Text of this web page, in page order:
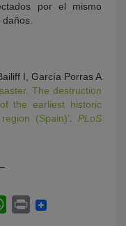
por el mismo
I, García Porras A
The destruction
the earliest historic
(Spain)’.PLoS